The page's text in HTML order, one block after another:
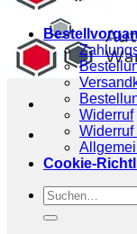
Widerruf
Widerruf
Cookie-
Suchen
nach: